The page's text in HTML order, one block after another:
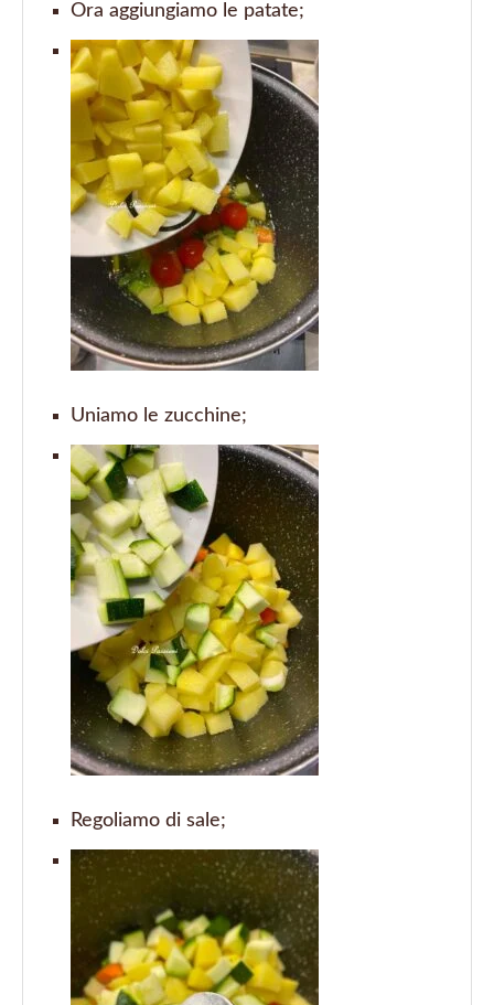
Ora aggiungiamo le patate;
Uniamo le zucchine;
Regoliamo di sale;